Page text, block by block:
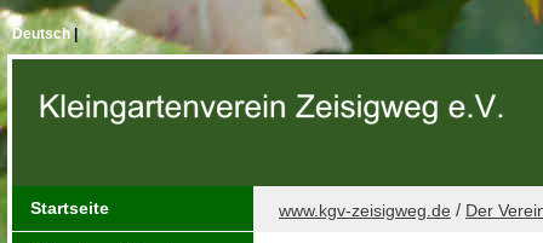
Deutsch|
Startseite www.kgv-zeisigweg.de / Der